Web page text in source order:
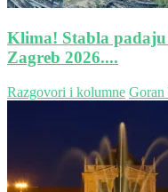
Klima! Stabla
Zagreb 2026....
Razgovori i kolumne Goran